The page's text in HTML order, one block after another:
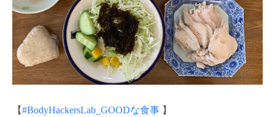
【#BodyHackersLab_GOODな食事 】